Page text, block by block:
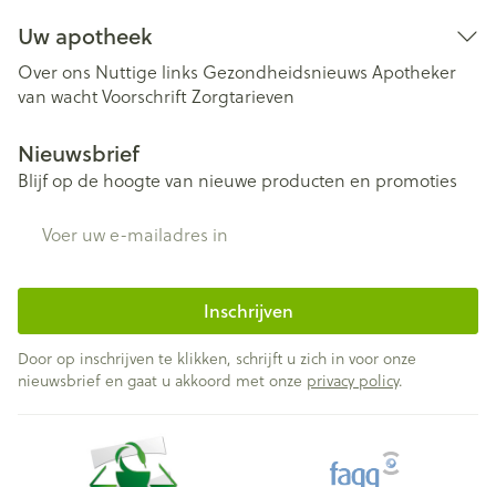
Uw apotheek
Over ons Nuttige links Gezondheidsnieuws Apotheker
van wachtVoorschriftZorgtarieven
Nieuwsbrief
Blijf op de hoogte van nieuwe producten en promoties
Inschrijven
Door op inschrijven te klikken, schrijft u zich in voor onze
nieuwsbrief en gaat u akkoord met onze privacy policy.